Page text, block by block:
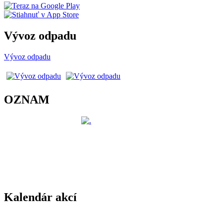
Vývoz odpadu
Vývoz odpadu
OZNAM
Kalendár akcí